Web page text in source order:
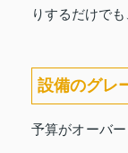
りするだけで
設備のグレ
予算がオーバ